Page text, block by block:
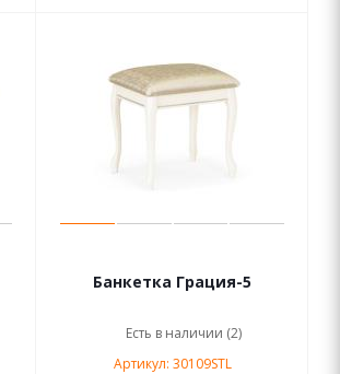
Банкетка Грация-5
Есть в наличии (2)
Артикул: 30109STL